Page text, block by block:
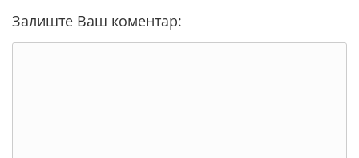
Залиште Ваш коментар: